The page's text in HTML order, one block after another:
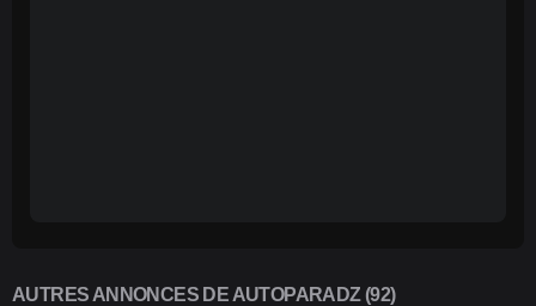
AUTRES ANNONCES DE AUTOPARADZ (92)